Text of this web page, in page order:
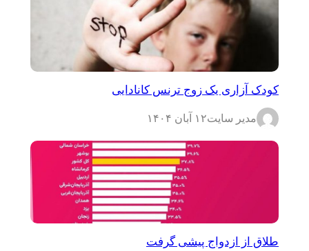
کودک آزاری یک زوج ترنس کانادایی
مدیر سایت۱۲ آبان ۱۴۰۴
طلاق از ازدواج پیشی گرفت